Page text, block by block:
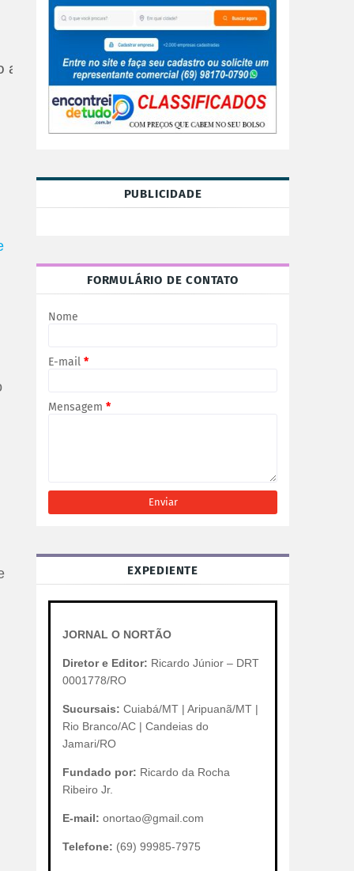
aumento dos servidores do Judiciário
PUBLICIDADE
FORMULÁRIO DE CONTATO
Nome
E-mail *
Mensagem *
EXPEDIENTE
JORNAL O NORTÃO
Diretor e Editor: Ricardo Júnior – DRT
0001778/RO
Sucursais: Cuiabá/MT | Aripuanã/MT |
Rio Branco/AC | Candeias do
Jamari/RO
Fundado por: Ricardo da Rocha
Ribeiro Jr.
E-mail: onortao@gmail.com
Telefone: (69) 99985-7975